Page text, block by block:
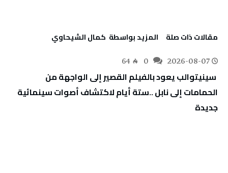
‫مقالات ذات صلة‬ ‫‫المزيد بواسطة‬ ‬ كمال الشيحاوي
2026-08-07
64
‬جديدة